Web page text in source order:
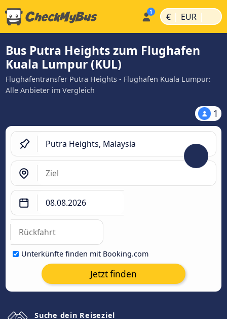
€ | EUR |
Bus Putra Heights zum Flughafen
Kuala Lumpur (KUL)
Flughafentransfer Putra Heights - Flughafen Kuala Lumpur:
Alle Anbieter im Vergleich
1
Unterkünfte finden mit Booking.com
Jetzt finden
Suche dein Reiseziel